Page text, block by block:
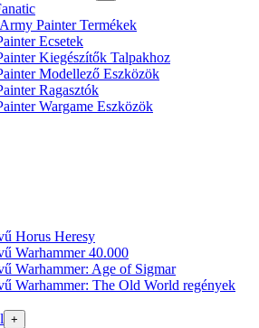
Painter Termékek
Ecsetek
Kiegészítők Talpakhoz
Modellező Eszközök
Ragasztók
Wargame Eszközök
Horus Heresy
Warhammer 40.000
Warhammer: Age of Sigmar
Warhammer: The Old World regények
+